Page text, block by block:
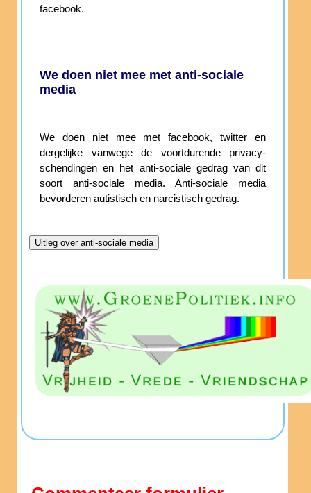
facebook.
We doen niet mee met anti-sociale
media
We doen niet mee met facebook, twitter en
dergelijke vanwege de voortdurende privacy-
schendingen en het anti-sociale gedrag van dit
soort anti-sociale media. Anti-sociale media
bevorderen autistisch en narcistisch gedrag.